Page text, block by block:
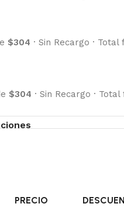
$304 · Sin Recargo · Total
$304 · Sin Recargo · Total
PRECIO